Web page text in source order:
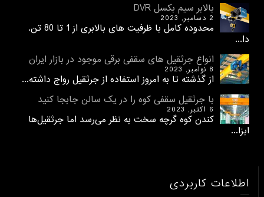
بالابر سیم بکسل DVR
2 دسامبر, 2023
محدوده کامل با ظرفیت های بالابری از 1 تا 80 تن.
دا...
انواع جرثقیل های سقفی برقی موجود در بازار ایران
8 نوامبر, 2023
از گذشته تا به امروز استفاده از جرثقیل رواج داشته...
با جرثقیل سقفی کوه را در یک سالن جابجا کنید
6 اکتبر, 2023
کندن کوه گرچه سخت به نظر می‌رسد اما جرثقیل‌ها
ابزا...
اطلاعات کاربردی